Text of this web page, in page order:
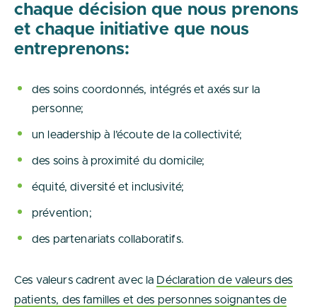
chaque décision que nous prenons
et chaque initiative que nous
entreprenons:
des soins coordonnés, intégrés et axés sur la
personne;
un leadership à l’écoute de la collectivité;
des soins à proximité du domicile;
équité, diversité et inclusivité;
prévention;
des partenariats collaboratifs.
Ces valeurs cadrent avec la Déclaration de valeurs des
patients, des familles et des personnes soignantes de